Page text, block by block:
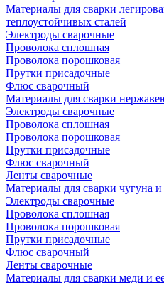
Материалы для сварки
теплоустойчивых сталей
Электроды сварочные
Проволока сплошная
Проволока порошковая
Прутки присадочные
Флюс сварочный
Материалы для сварки
Электроды сварочные
Проволока сплошная
Проволока порошковая
Прутки присадочные
Флюс сварочный
Ленты сварочные
Материалы для сварки чугуна
Электроды сварочные
Проволока сплошная
Проволока порошковая
Прутки присадочные
Флюс сварочный
Ленты сварочные
Материалы для сварки меди и